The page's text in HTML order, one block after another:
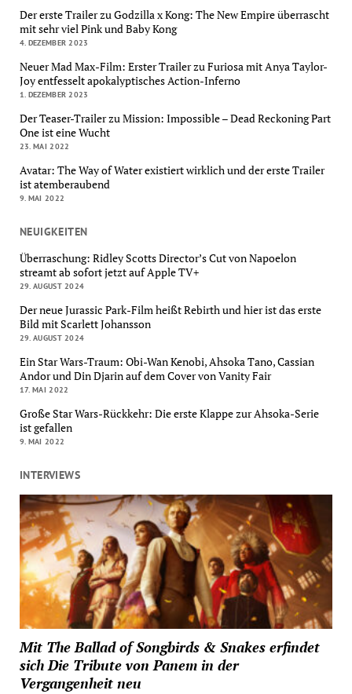
Der erste Trailer zu Godzilla x Kong: The New Empire überrascht
mit sehr viel Pink und Baby Kong
4. DEZEMBER 2023
Neuer Mad Max-Film: Erster Trailer zu Furiosa mit Anya Taylor-
Joy entfesselt apokalyptisches Action-Inferno
1. DEZEMBER 2023
Der Teaser-Trailer zu Mission: Impossible – Dead Reckoning Part
One ist eine Wucht
23. MAI 2022
Avatar: The Way of Water existiert wirklich und der erste Trailer
ist atemberaubend
9. MAI 2022
NEUIGKEITEN
Überraschung: Ridley Scotts Director’s Cut von Napoelon
streamt ab sofort jetzt auf Apple TV+
29. AUGUST 2024
Der neue Jurassic Park-Film heißt Rebirth und hier ist das erste
Bild mit Scarlett Johansson
29. AUGUST 2024
Ein Star Wars-Traum: Obi-Wan Kenobi, Ahsoka Tano, Cassian
Andor und Din Djarin auf dem Cover von Vanity Fair
17. MAI 2022
Große Star Wars-Rückkehr: Die erste Klappe zur Ahsoka-Serie
ist gefallen
9. MAI 2022
INTERVIEWS
Mit The Ballad of Songbirds & Snakes erfindet
sich Die Tribute von Panem in der
Vergangenheit neu